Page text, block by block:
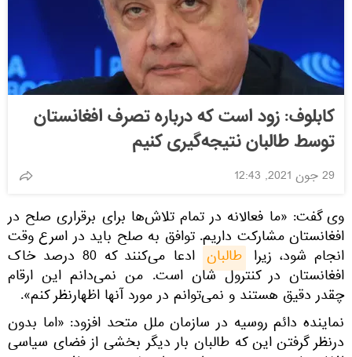
کابلوف: زود است که درباره تصرف افغانستان
توسط طالبان نتیجه‌گیری کنیم
29 جون 2021, 12:43
وی گفت: «ما فعالانه در تمام تلاش‌ها برای برقراری صلح در
افغانستان مشارکت داریم. توافق به صلح باید در اسرع وقت
انجام شود، زیرا طالبان ادعا می‌کنند که 80 درصد خاک
افغانستان در کنترول شان است. من نمی‌دانم این ارقام
چقدر دقیق هستند و نمی‌توانم در مورد آنها اظهارنظر کنم».
نماینده دائم روسیه در سازمان ملل متحد افزود: «اما بدون
درنظر گرفتن این که طالبان بار دیگر بخشی از فضای سیاسی